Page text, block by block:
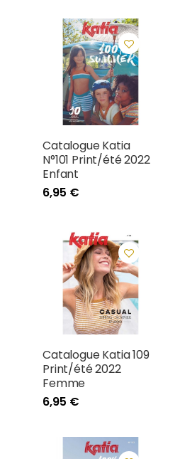
Catalogue Katia
N°101 Print/été 2022
Enfant
6,95 €
Catalogue Katia 109
Print/été 2022
Femme
6,95 €